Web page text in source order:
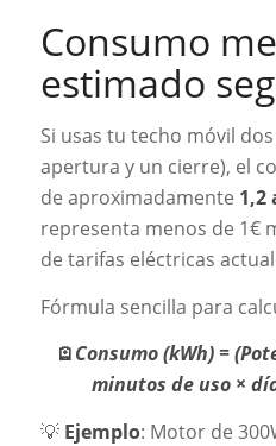
Consumo
estimado
Si usas tu techo móvil
apertura y un cierre), el
de aproximadamente 1,2
representa menos de 1€
de tarifas eléctricas
Fórmula sencilla para
🪫Consumo (kWh) =
minutos de uso ×
💡 Ejemplo: Motor de